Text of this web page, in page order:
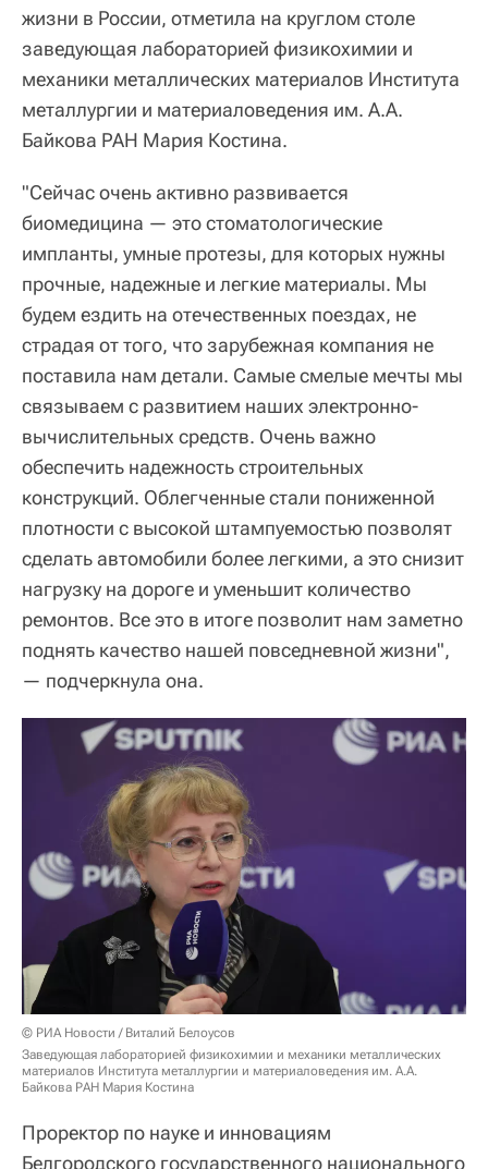
жизни в России, отметила на круглом столе
заведующая лабораторией физикохимии и
механики металлических материалов Института
металлургии и материаловедения им. А.А.
Байкова РАН Мария Костина.
"Сейчас очень активно развивается
биомедицина — это стоматологические
импланты, умные протезы, для которых нужны
прочные, надежные и легкие материалы. Мы
будем ездить на отечественных поездах, не
страдая от того, что зарубежная компания не
поставила нам детали. Самые смелые мечты мы
связываем с развитием наших электронно-
вычислительных средств. Очень важно
обеспечить надежность строительных
конструкций. Облегченные стали пониженной
плотности с высокой штампуемостью позволят
сделать автомобили более легкими, а это снизит
нагрузку на дороге и уменьшит количество
ремонтов. Все это в итоге позволит нам заметно
поднять качество нашей повседневной жизни",
— подчеркнула она.
© РИА Новости / Виталий Белоусов
Заведующая лабораторией физикохимии и механики металлических
материалов Института металлургии и материаловедения им. А.А.
Байкова РАН Мария Костина
Проректор по науке и инновациям
Белгородского государственного национального